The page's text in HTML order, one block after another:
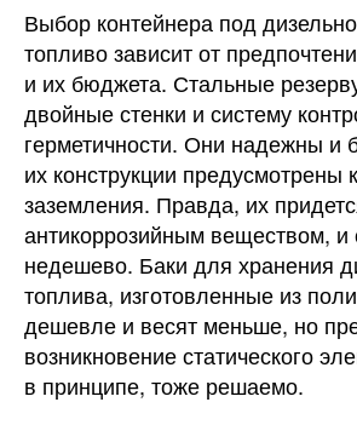
Выбор контейнера под
топливо зависит от
и их бюджета. Стальные
двойные стенки и систему
герметичности. Они надежны и
их конструкции предусмотрены
заземления. Правда, их
антикоррозийным веществом, и
недешево. Баки для хранения
топлива, изготовленные из
дешевле и весят меньше, но
возникновение статического
в принципе, тоже решаемо.